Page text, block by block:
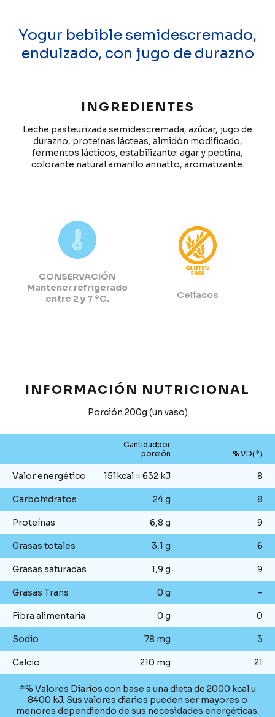
Yogur bebible semidescremado,
endulzado, con jugo de durazno
INGREDIENTES
Leche pasteurizada semidescremada, azúcar, jugo de
durazno, proteínas lácteas, almidón modificado,
fermentos lácticos, estabilizante: agar y pectina,
colorante natural amarillo annatto, aromatizante.
CONSERVACIÓN
Mantener refrigerado
entre 2 y 7 ºC.
Celíacos
INFORMACIÓN NUTRICIONAL
Porción 200g (un vaso)
Cantidadpor
porción
% VD(*)
Valor energético 151kcal = 632 kJ 8
Carbohidratos 24 g 8
Proteínas 6,8 g 9
Grasas totales 3,1 g 6
Grasas saturadas 1,9 g 9
Grasas Trans 0 g –
Fibra alimentaria 0 g 0
Sodio 78 mg 3
Calcio 210 mg 21
*% Valores Diarios con base a una dieta de 2000 kcal u
8400 kJ. Sus valores diarios pueden ser mayores o
menores dependiendo de sus necesidades energéticas.